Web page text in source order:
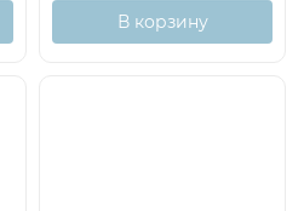
В корзину